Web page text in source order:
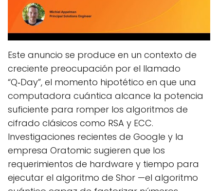
Este anuncio se produce en un contexto de
creciente preocupación por el llamado
“Q‑Day”, el momento hipotético en que una
computadora cuántica alcance la potencia
suficiente para romper los algoritmos de
cifrado clásicos como RSA y ECC.
Investigaciones recientes de Google y la
empresa Oratomic sugieren que los
requerimientos de hardware y tiempo para
ejecutar el algoritmo de Shor —el algoritmo